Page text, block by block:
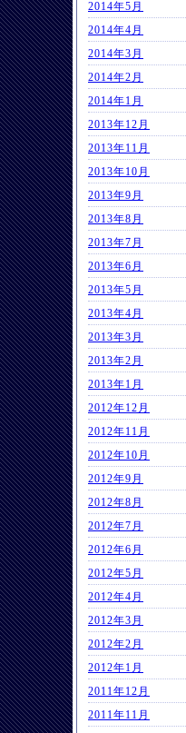
2014年5月
2014年4月
2014年3月
2014年2月
2014年1月
2013年12月
2013年11月
2013年10月
2013年9月
2013年8月
2013年7月
2013年6月
2013年5月
2013年4月
2013年3月
2013年2月
2013年1月
2012年12月
2012年11月
2012年10月
2012年9月
2012年8月
2012年7月
2012年6月
2012年5月
2012年4月
2012年3月
2012年2月
2012年1月
2011年12月
2011年11月